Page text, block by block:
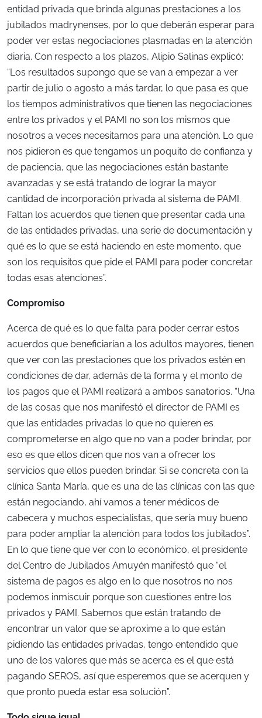
entidad privada que brinda algunas prestaciones a los
jubilados madrynenses, por lo que deberán esperar para
poder ver estas negociaciones plasmadas en la atención
diaria. Con respecto a los plazos, Alipio Salinas explicó:
“Los resultados supongo que se van a empezar a ver
partir de julio o agosto a más tardar, lo que pasa es que
los tiempos administrativos que tienen las negociaciones
entre los privados y el PAMI no son los mismos que
nosotros a veces necesitamos para una atención. Lo que
nos pidieron es que tengamos un poquito de confianza y
de paciencia, que las negociaciones están bastante
avanzadas y se está tratando de lograr la mayor
cantidad de incorporación privada al sistema de PAMI.
Faltan los acuerdos que tienen que presentar cada una
de las entidades privadas, una serie de documentación y
qué es lo que se está haciendo en este momento, que
son los requisitos que pide el PAMI para poder concretar
todas esas atenciones”.
Compromiso
Acerca de qué es lo que falta para poder cerrar estos
acuerdos que beneficiarían a los adultos mayores, tienen
que ver con las prestaciones que los privados estén en
condiciones de dar, además de la forma y el monto de
los pagos que el PAMI realizará a ambos sanatorios. “Una
de las cosas que nos manifestó el director de PAMI es
que las entidades privadas lo que no quieren es
comprometerse en algo que no van a poder brindar, por
eso es que ellos dicen que nos van a ofrecer los
servicios que ellos pueden brindar. Si se concreta con la
clínica Santa María, que es una de las clínicas con las que
están negociando, ahí vamos a tener médicos de
cabecera y muchos especialistas, que sería muy bueno
para poder ampliar la atención para todos los jubilados”.
En lo que tiene que ver con lo económico, el presidente
del Centro de Jubilados Amuyén manifestó que “el
sistema de pagos es algo en lo que nosotros no nos
podemos inmiscuir porque son cuestiones entre los
privados y PAMI. Sabemos que están tratando de
encontrar un valor que se aproxime a lo que están
pidiendo las entidades privadas, tengo entendido que
uno de los valores que más se acerca es el que está
pagando SEROS, así que esperemos que se acerquen y
que pronto pueda estar esa solución”.